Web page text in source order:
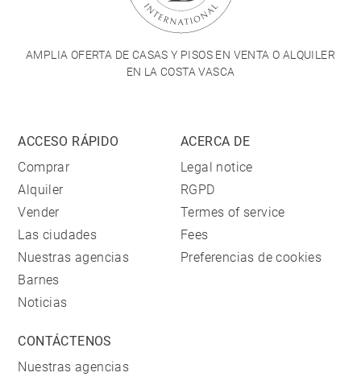
AMPLIA OFERTA DE CASAS Y PISOS EN VENTA O ALQUILER
EN LA COSTA VASCA
ACCESO RÁPIDO
Comprar
Alquiler
Vender
Las ciudades
Nuestras agencias
Barnes
Noticias
ACERCA DE
Legal notice
RGPD
Termes of service
Fees
Preferencias de cookies
CONTÁCTENOS
Nuestras agencias